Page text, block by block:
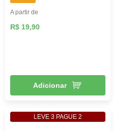
A partir de
R$ 19,90
Adicionar
LEVE 3 PAGUE 2